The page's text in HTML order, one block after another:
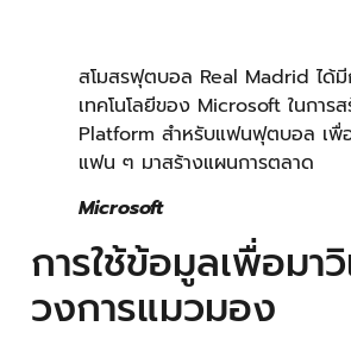
สโมสรฟุตบอล Real Madrid ได้มี
เทคโนโลยีของ Microsoft ในการส
Platform สำหรับแฟนฟุตบอล เพื่
แฟน ๆ มาสร้างแผนการตลาด
Microsoft
การใช้ข้อมูลเพื่อมาวิ
วงการแมวมอง